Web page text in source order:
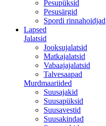
Pesupüksid
Pesusärgid
Spordi rinnahoidjad
Lapsed
Jalatsid
Jooksujalatsid
Matkajalatsid
Vabaajajalatsid
Talvesaapad
Murdmaariided
Suusajakid
Suusapüksid
Suusavestid
Suusakindad